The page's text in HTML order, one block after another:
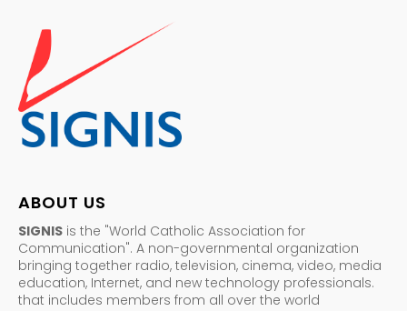
ABOUT US
SIGNIS is the "World Catholic Association for
Communication". A non-governmental organization
bringing together radio, television, cinema, video, media
education, Internet, and new technology professionals.
that includes members from all over the world